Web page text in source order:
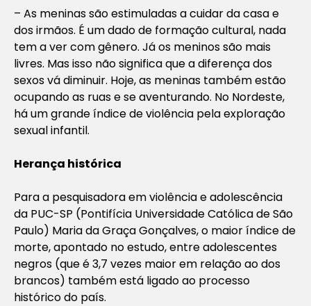
– As meninas são estimuladas a cuidar da casa e
dos irmãos. É um dado de formação cultural, nada
tem a ver com gênero. Já os meninos são mais
livres. Mas isso não significa que a diferença dos
sexos vá diminuir. Hoje, as meninas também estão
ocupando as ruas e se aventurando. No Nordeste,
há um grande índice de violência pela exploração
sexual infantil.
Herança histórica
Para a pesquisadora em violência e adolescência
da PUC-SP (Pontifícia Universidade Católica de São
Paulo) Maria da Graça Gonçalves, o maior índice de
morte, apontado no estudo, entre adolescentes
negros (que é 3,7 vezes maior em relação ao dos
brancos) também está ligado ao processo
histórico do país.